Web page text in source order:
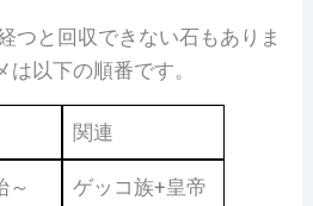
つと回収できない石もありま
以下の順番です。
関連
～
ゲッコ族+皇帝